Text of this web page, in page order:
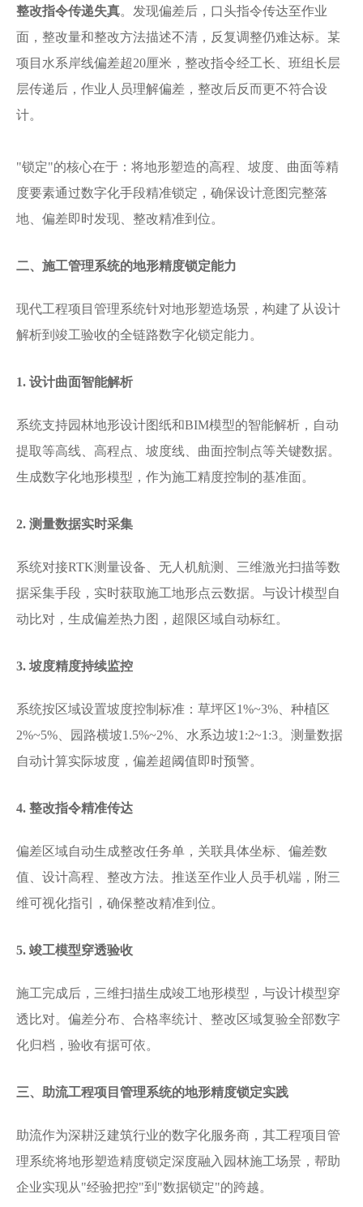
整改指令传递失真。发现偏差后，口头指令传达至作业
面，整改量和整改方法描述不清，反复调整仍难达标。某
项目水系岸线偏差超20厘米，整改指令经工长、班组长层
层传递后，作业人员理解偏差，整改后反而更不符合设
计。
"锁定"的核心在于：将地形塑造的高程、坡度、曲面等精
度要素通过数字化手段精准锁定，确保设计意图完整落
地、偏差即时发现、整改精准到位。
二、施工管理系统的地形精度锁定能力
现代工程项目管理系统针对地形塑造场景，构建了从设计
解析到竣工验收的全链路数字化锁定能力。
1. 设计曲面智能解析
系统支持园林地形设计图纸和BIM模型的智能解析，自动
提取等高线、高程点、坡度线、曲面控制点等关键数据。
生成数字化地形模型，作为施工精度控制的基准面。
2. 测量数据实时采集
系统对接RTK测量设备、无人机航测、三维激光扫描等数
据采集手段，实时获取施工地形点云数据。与设计模型自
动比对，生成偏差热力图，超限区域自动标红。
3. 坡度精度持续监控
系统按区域设置坡度控制标准：草坪区1%~3%、种植区
2%~5%、园路横坡1.5%~2%、水系边坡1:2~1:3。测量数据
自动计算实际坡度，偏差超阈值即时预警。
4. 整改指令精准传达
偏差区域自动生成整改任务单，关联具体坐标、偏差数
值、设计高程、整改方法。推送至作业人员手机端，附三
维可视化指引，确保整改精准到位。
5. 竣工模型穿透验收
施工完成后，三维扫描生成竣工地形模型，与设计模型穿
透比对。偏差分布、合格率统计、整改区域复验全部数字
化归档，验收有据可依。
三、助流工程项目管理系统的地形精度锁定实践
助流作为深耕泛建筑行业的数字化服务商，其工程项目管
理系统将地形塑造精度锁定深度融入园林施工场景，帮助
企业实现从"经验把控"到"数据锁定"的跨越。